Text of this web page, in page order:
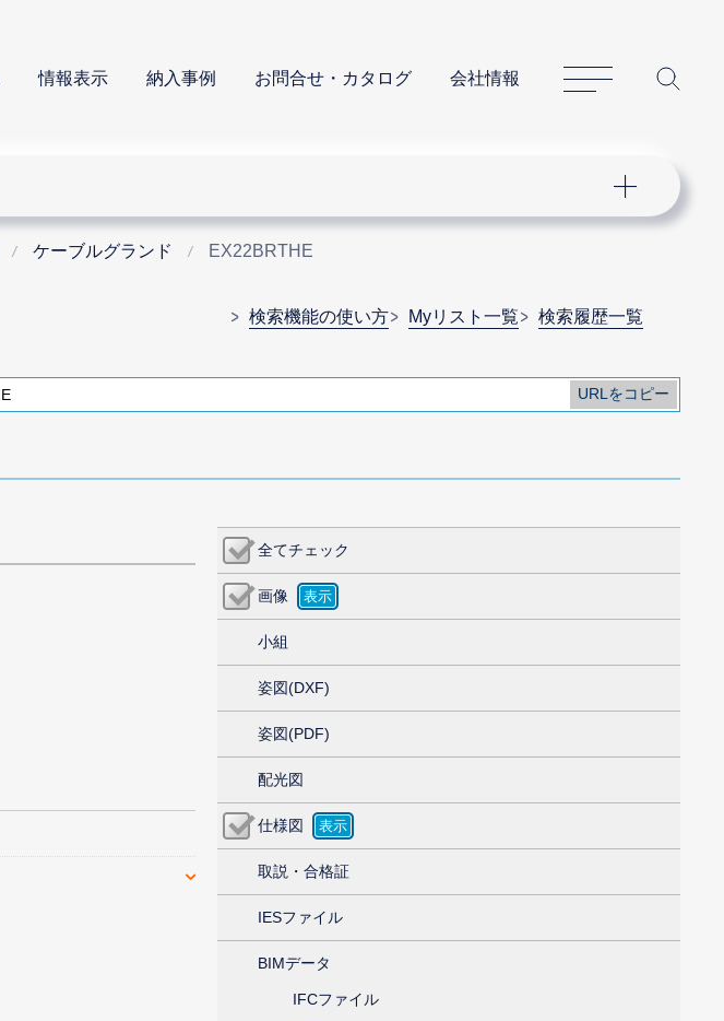
情報表示 納入事例 お問合せ・カタログ 会社情報
サイトマップ
ケーブルグランド EX22BRTHE
検索機能の使い方 Myリスト一覧 検索履歴一覧
全てチェック
画像
小組
姿図(DXF)
姿図(PDF)
配光図
仕様図
取説・合格証
IESファイル
BIMデータ
IFCファイル